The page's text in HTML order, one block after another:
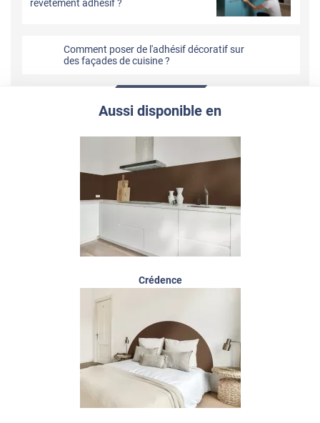
revêtement adhésif ?
Comment poser de l'adhésif décoratif sur
des façades de cuisine ?
Aussi disponible en
Crédence